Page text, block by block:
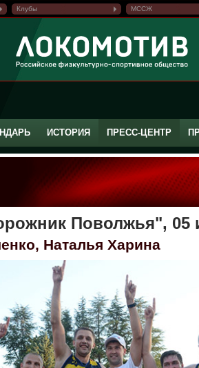
Клубы МССЖ
ИСТОРИЯ ПРЕСС-ЦЕНТР
Поволжья", 05
Наталья Харина